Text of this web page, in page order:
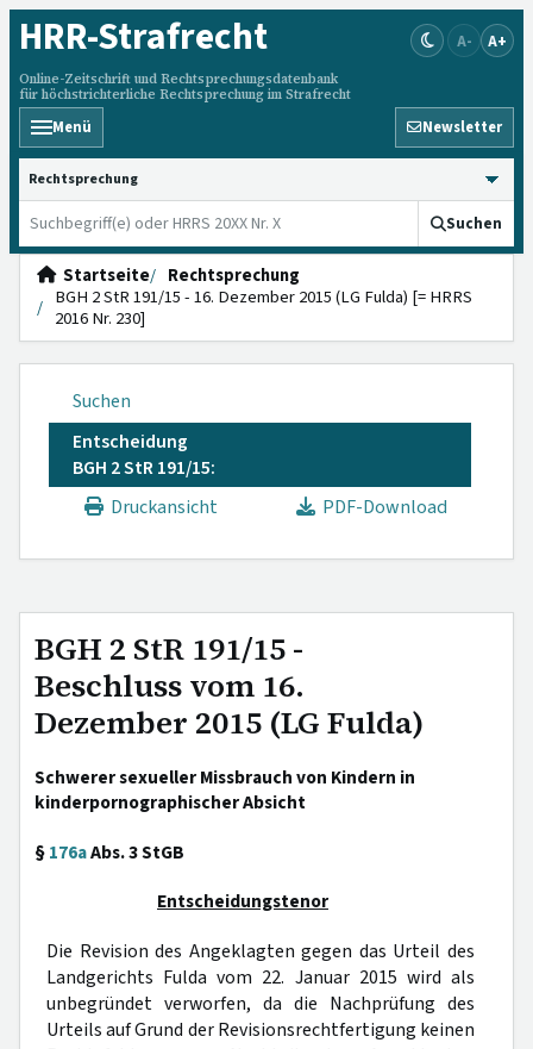
HRR-Strafrecht
Online-Zeitschrift und Rechtsprechungsdatenbank
für höchstrichterliche Rechtsprechung im Strafrecht
A- A+
Menü Newsletter
HRRS durchsuchen
Suchen
Startseite
Rechtsprechung
BGH 2 StR 191/15 - 16. Dezember 2015 (LG Fulda) [= HRRS
2016 Nr. 230]
Suchen
Entscheidung
BGH 2 StR 191/15:
Druckansicht
PDF-Download
BGH 2 StR 191/15 -
Beschluss vom 16.
Dezember 2015 (LG Fulda)
Schwerer sexueller Missbrauch von Kindern in
kinderpornographischer Absicht
§176aAbs. 3 StGB
Entscheidungstenor
Die Revision des Angeklagten gegen das Urteil des
Landgerichts Fulda vom 22. Januar 2015 wird als
unbegründet verworfen, da die Nachprüfung des
Urteils auf Grund der Revisionsrechtfertigung keinen